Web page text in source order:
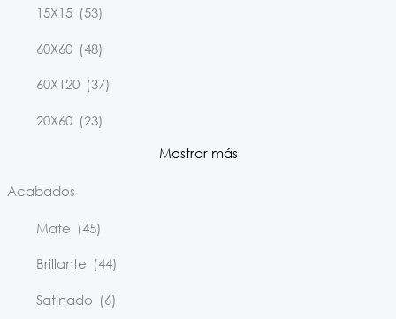
15X15 (53)
60X60 (48)
60X120 (37)
20X60 (23)
Mostrar más
Acabados
Mate (45)
Brillante (44)
Satinado (6)